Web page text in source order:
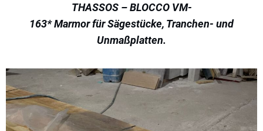
THASSOS – BLOCCO VM-
163* Marmor für Sägestücke, Tranchen- und
Unmaßplatten.